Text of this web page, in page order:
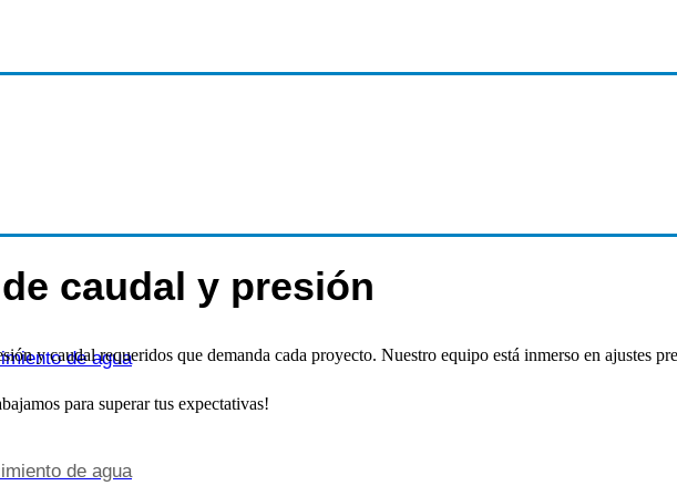
de agua
de agua
caudal y presión
y caudal requeridos que demanda cada proyecto. Nuestro equipo está inmerso en ajustes
para superar tus expectativas!